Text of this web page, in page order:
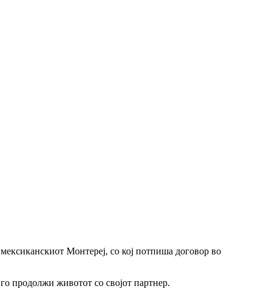
Монтереј, со кој потпиша договор во
продолжи животот со својот партнер.